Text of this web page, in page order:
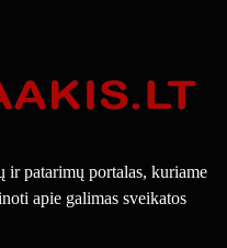
ir patarimų portalas, kuriame
apie galimas sveikatos